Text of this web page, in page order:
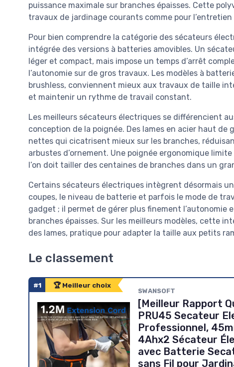
puissance maximale sur branches épaisses. Cette
travaux de jardinage courants comme pour
Pour bien comprendre la catégorie des sécateurs
intégrée des versions à batteries amovibles. Un
léger et compact, mais impose un temps d’arrêt
l’autonomie sur de gros travaux. Les modèles à
brushless, conviennent mieux aux travaux de taille
et maintenir un rythme de travail constant.
Les meilleurs sécateurs électriques se différencient
conception de la poignée. Des lames en acier haut
nettes qui cicatrisent mieux sur les branches,
arbustes d’ornement. Une poignée ergonomique
l’on doit tailler des centaines de branches dans un
Certains sécateurs électriques intègrent désormais
coupes, le niveau de batterie et parfois le mode de
gadget ; il permet de gérer plus finement l’autonomie
branches épaisses. Sur les meilleurs modèles, cette
des lames, pratique pour adapter la taille aux petits
Le classement
#1 🏆 Meilleur choix
SWANSOFT
[Meilleur Rapport
PRU45 Secateur
Professionnel,
4Ahx2 Sécateur
avec Batterie
sans Fil pour